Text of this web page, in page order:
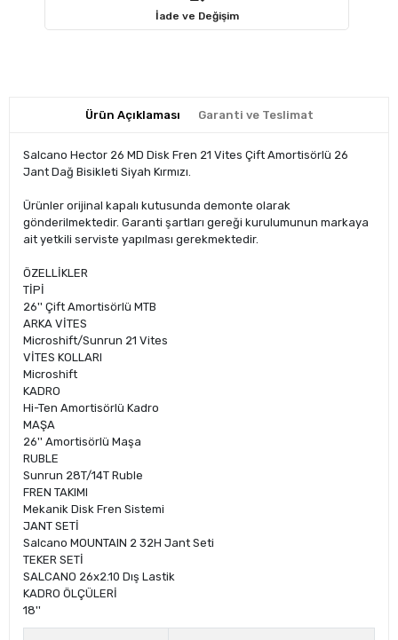
İade ve Değişim
Ürün Açıklaması Garanti ve Teslimat
Salcano Hector 26 MD Disk Fren 21 Vites Çift Amortisörlü 26
Jant Dağ Bisikleti Siyah Kırmızı.
Ürünler orijinal kapalı kutusunda demonte olarak
gönderilmektedir. Garanti şartları gereği kurulumunun markaya
ait yetkili serviste yapılması gerekmektedir.
ÖZELLİKLER
TİPİ
26'' Çift Amortisörlü MTB
ARKA VİTES
Microshift/Sunrun 21 Vites
VİTES KOLLARI
Microshift
KADRO
Hi-Ten Amortisörlü Kadro
MAŞA
26'' Amortisörlü Maşa
RUBLE
Sunrun 28T/14T Ruble
FREN TAKIMI
Mekanik Disk Fren Sistemi
JANT SETİ
Salcano MOUNTAIN 2 32H Jant Seti
TEKER SETİ
SALCANO 26x2.10 Dış Lastik
KADRO ÖLÇÜLERİ
18''